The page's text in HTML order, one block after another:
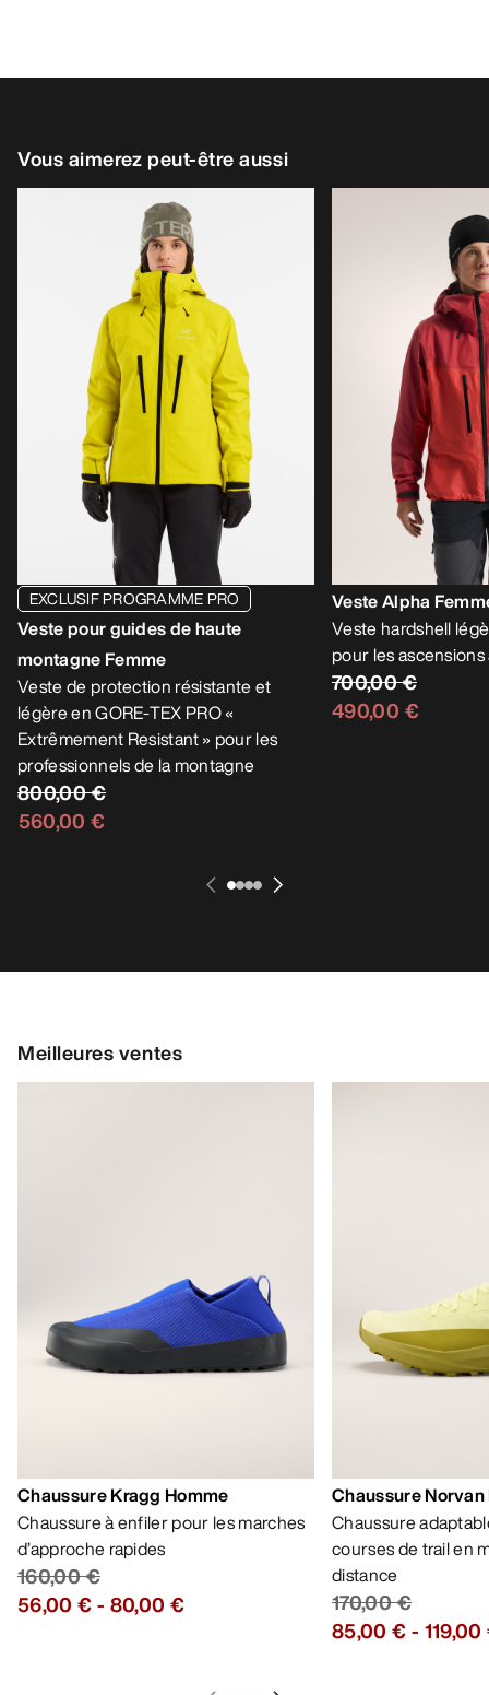
Vous aimerez peut-être aussi
EXCLUSIF PROGRAMME PRO
Veste pour guides de haute
montagne Femme
Veste de protection résistante et
légère en GORE-TEX PRO «
Extrêmement Resistant » pour les
professionnels de la montagne
800,00 €
560,00 €
Veste Alpha
Veste hardshell
pour les
700,00 €
490,00 €
Meilleures ventes
Chaussure Kragg Homme
Chaussure à enfiler pour les marches
d’approche rapides
160,00 €
56,00 €- 80,00 €
Chaussure
Chaussure
courses de trail en
distance
170,00 €
85,00 €-